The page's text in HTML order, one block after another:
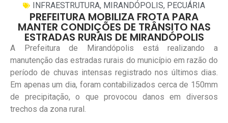
INFRAESTRUTURA, MIRANDÓPOLIS, PECUÁRIA
PREFEITURA MOBILIZA FROTA PARA
MANTER CONDIÇÕES DE TRÂNSITO NAS
ESTRADAS RURAIS DE MIRANDÓPOLIS
A Prefeitura de Mirandópolis está realizando a
manutenção das estradas rurais do município em razão do
período de chuvas intensas registrado nos últimos dias.
Em apenas um dia, foram contabilizados cerca de 150mm
de precipitação, o que provocou danos em diversos
trechos da zona rural.